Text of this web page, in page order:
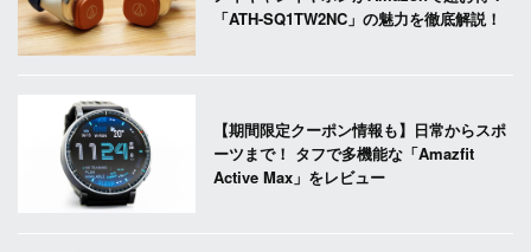
「ATH-SQ1TW2NC」の魅力を徹底解説！
【期間限定クーポン情報も】日常からスポ
ーツまで！ タフで多機能な「Amazfit
Active Max」をレビュー